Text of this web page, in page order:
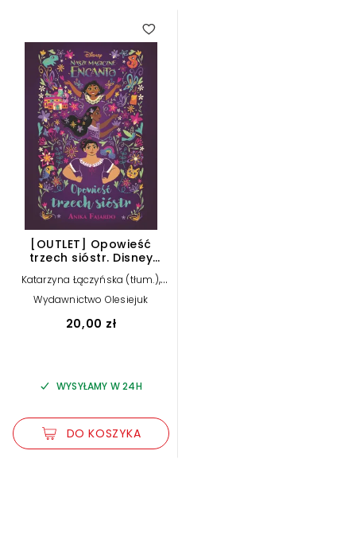
[OUTLET] Opowieść
trzech sióstr. Disney
Nasze magiczne Encanto
Katarzyna Łączyńska (tłum.),
Anika Fajardo
Wydawnictwo Olesiejuk
20,00 zł
WYSYŁAMY W 24H
DO KOSZYKA